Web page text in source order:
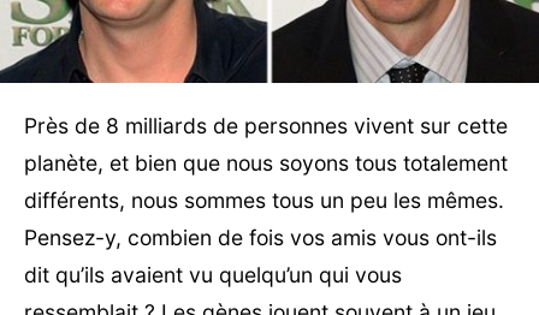
Près de 8 milliards de personnes vivent sur cette
planète, et bien que nous soyons tous totalement
différents, nous sommes tous un peu les mêmes.
Pensez-y, combien de fois vos amis vous ont-ils
dit qu’ils avaient vu quelqu’un qui vous